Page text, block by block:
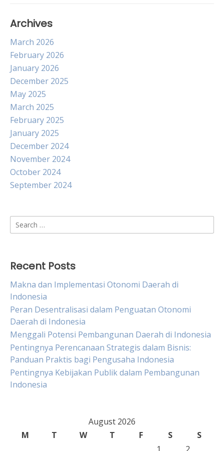
Archives
March 2026
February 2026
January 2026
December 2025
May 2025
March 2025
February 2025
January 2025
December 2024
November 2024
October 2024
September 2024
Search
for:
Recent Posts
Makna dan Implementasi Otonomi Daerah di
Indonesia
Peran Desentralisasi dalam Penguatan Otonomi
Daerah di Indonesia
Menggali Potensi Pembangunan Daerah di Indonesia
Pentingnya Perencanaan Strategis dalam Bisnis:
Panduan Praktis bagi Pengusaha Indonesia
Pentingnya Kebijakan Publik dalam Pembangunan
Indonesia
August 2026
M
T W T F S
S